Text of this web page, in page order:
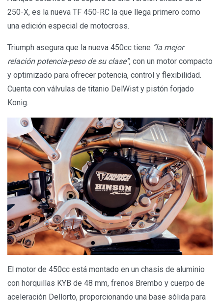
250-X, es la nueva TF 450-RC la que llega primero como
una edición especial de motocross.
Triumph asegura que la nueva 450cc tiene “la mejor
relación potencia-peso de su clase”, con un motor compacto
y optimizado para ofrecer potencia, control y flexibilidad.
Cuenta con válvulas de titanio DelWist y pistón forjado
Konig.
El motor de 450cc está montado en un chasis de aluminio
con horquillas KYB de 48 mm, frenos Brembo y cuerpo de
aceleración Dellorto, proporcionando una base sólida para